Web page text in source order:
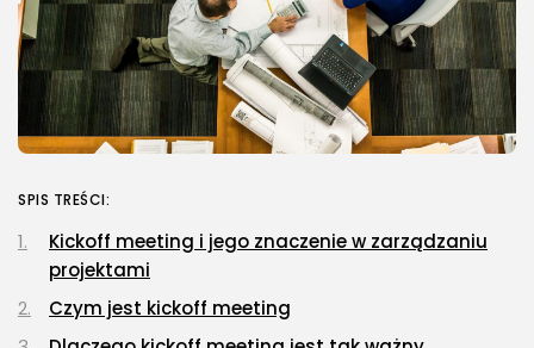
SPIS TREŚCI:
Kickoff meeting i jego znaczenie w zarządzaniu
projektami
Czym jest kickoff meeting